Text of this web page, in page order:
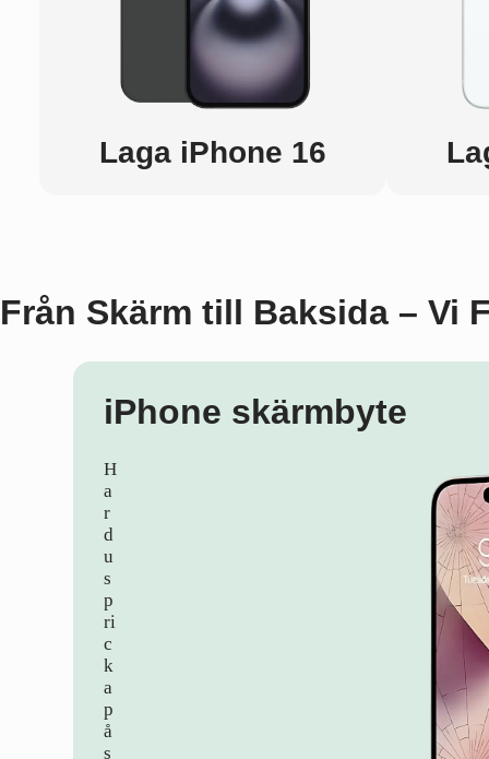
Laga iPhone 16
Från Skärm till Baksida – Vi
iPhone skärmbyte
H
a
r
d
u
s
p
ri
c
k
a
p
å
s